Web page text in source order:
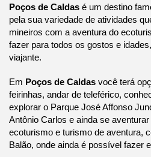
Poços de Caldas é um destino
pela sua variedade de atividades
mineiros com a aventura do
fazer para todos os gostos e
viajante.
Em Poços de Caldas você terá
feirinhas, andar de teleférico,
explorar o Parque José Affonso
Antônio Carlos e ainda se
ecoturismo e turismo de aventura,
Balão, onde ainda é possível fazer